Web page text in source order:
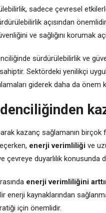
sadece çevresel
açısından
ve sağlığını korumak
sürdürülebilirlik ve
Sektördeki yenilikçi
giderek daha da önem
kazanç sağlamanın birçok
enerji verimliliği ve
çevreye duyarlılık konusunda
enerji verimliliğini
enerji kaynaklarından
için önemlidir.